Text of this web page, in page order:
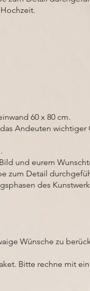
60 x 80 cm.
Andeuten
und eurem
zum Detail
des
Wünsche zu
Bitte rechne mit